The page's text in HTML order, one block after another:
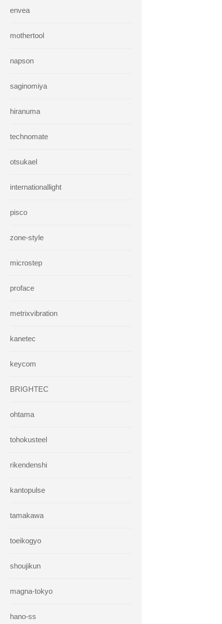
envea
mothertool
napson
saginomiya
hiranuma
technomate
otsukael
internationallight
pisco
zone-style
microstep
proface
metrixvibration
kanetec
keycom
BRIGHTEC
ohtama
tohokusteel
rikendenshi
kantopulse
tamakawa
toeikogyo
shoujikun
magna-tokyo
hano-ss